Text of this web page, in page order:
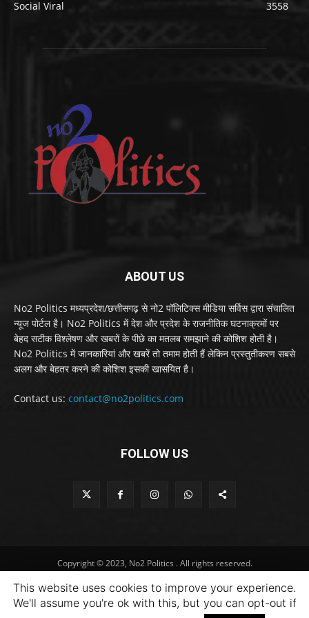
Social Viral 3558
ABOUT US
No2 Politics मध्यप्रदेश/छत्तीसगढ़ से नो2 पॉलिटिक्स मीडिया सर्विस द्वारा संचालित
न्यूज पोर्टल है। No2 Politics में देश और प्रदेश के राजनीतिक घटनाक्रमों पर
बेहद सटीक विश्लेषण और खबरों के पीछे का मतलब समझाने की कोशिश होती है।
No2 Politics में जानकारियां और खबरें तो तमाम होती हैं लेकिन प्रस्तुतीकरण सबसे
अलग और बेहतर करने की कोशिश इसकी खासयित है।
Contact us: contact@no2politics.com
FOLLOW US
Copyright © 2023, No2 Politics . All rights reserved.
This website uses cookies to improve your experience.
We'll assume you're ok with this, but you can opt-out if